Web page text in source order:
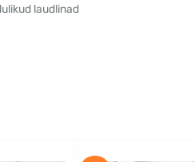
laudlinad